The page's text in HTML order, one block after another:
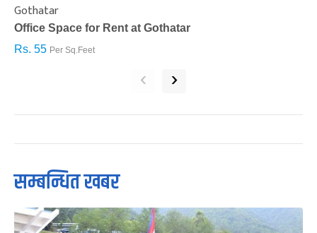
Gothatar
Office Space for Rent at Gothatar
Rs. 55 Per Sq.Feet
‹ ›
सम्बन्धित खबर